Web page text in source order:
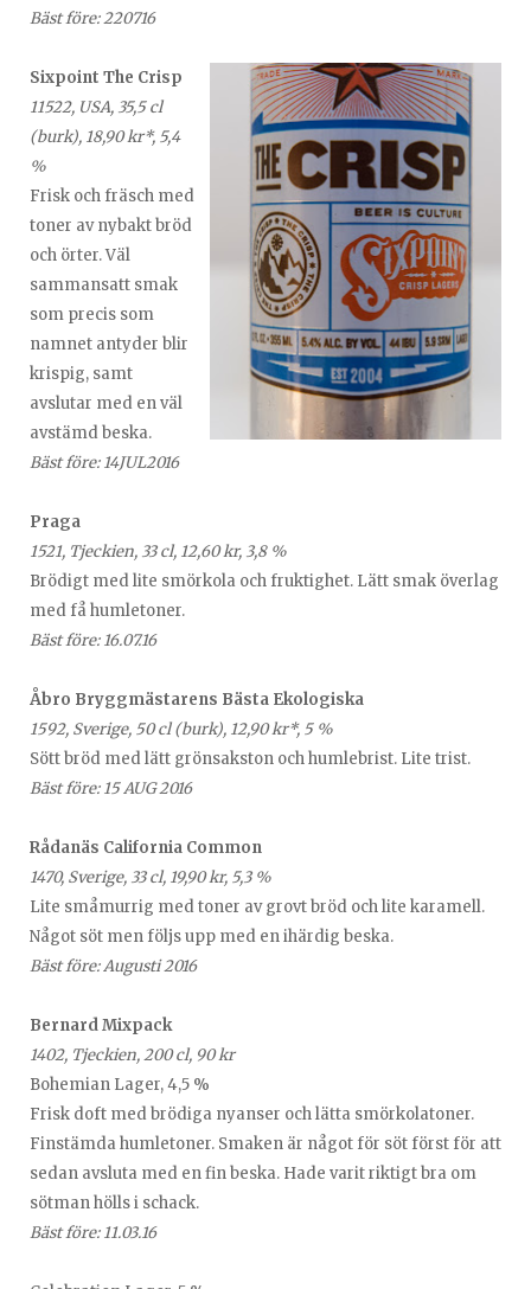
Bäst före: 220716
Sixpoint The Crisp
11522, USA, 35,5 cl
(burk), 18,90 kr*, 5,4
%
Frisk och fräsch med
toner av nybakt bröd
och örter. Väl
sammansatt smak
som precis som
namnet antyder blir
krispig, samt
avslutar med en väl
avstämd beska.
Bäst före: 14JUL2016
Praga
1521, Tjeckien, 33 cl, 12,60 kr, 3,8 %
Brödigt med lite smörkola och fruktighet. Lätt smak överlag
med få humletoner.
Bäst före: 16.07.16
Åbro Bryggmästarens Bästa Ekologiska
1592, Sverige, 50 cl (burk), 12,90 kr*, 5 %
Sött bröd med lätt grönsakston och humlebrist. Lite trist.
Bäst före: 15 AUG 2016
Rådanäs California Common
1470, Sverige, 33 cl, 19,90 kr, 5,3 %
Lite småmurrig med toner av grovt bröd och lite karamell.
Något söt men följs upp med en ihärdig beska.
Bäst före: Augusti 2016
Bernard Mixpack
1402, Tjeckien, 200 cl, 90 kr
Bohemian Lager, 4,5 %
Frisk doft med brödiga nyanser och lätta smörkolatoner.
Finstämda humletoner. Smaken är något för söt först för att
sedan avsluta med en fin beska. Hade varit riktigt bra om
sötman hölls i schack.
Bäst före: 11.03.16